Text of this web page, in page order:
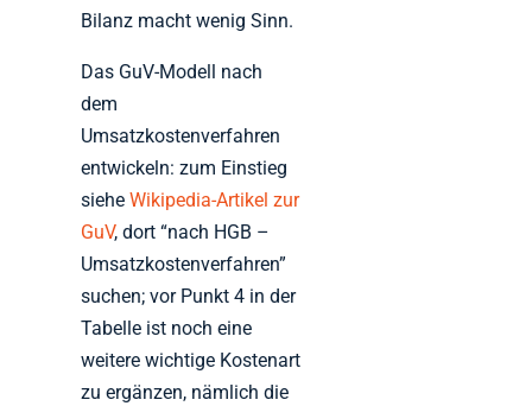
Bilanz macht wenig Sinn.
Das GuV-Modell nach
dem
Umsatzkostenverfahren
entwickeln: zum Einstieg
sieheWikipedia-Artikel zur
GuV, dort “nach HGB –
Umsatzkostenverfahren”
suchen; vor Punkt 4 in der
Tabelle ist noch eine
weitere wichtige Kostenart
zu ergänzen, nämlich die